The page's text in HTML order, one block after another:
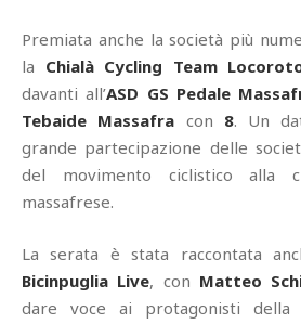
Premiata anche la società più
la Chialà Cycling Team
davanti all’ASD GS Pedale
Tebaide Massafra con 8. Un
grande partecipazione delle
del movimento ciclistico alla
massafrese.
La serata è stata raccontata
Bicinpuglia Live, con Matteo
dare voce ai protagonisti della